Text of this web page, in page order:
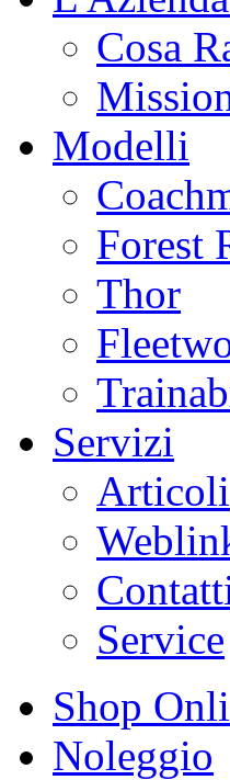
Cosa
Modelli
Forest
Thor
Servizi
Articoli
Service
Shop
Noleggio